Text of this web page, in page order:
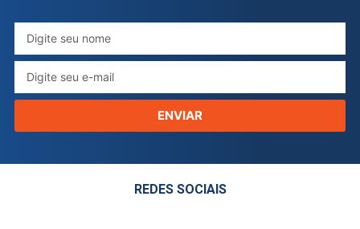
ENVIAR
REDES SOCIAIS